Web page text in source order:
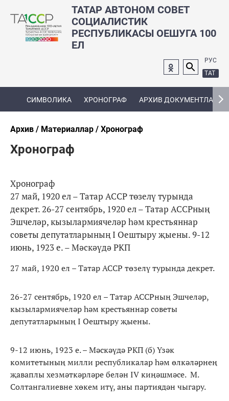
ТАТАР АВТОНОМ СОВЕТ
СОЦИАЛИСТИК
РЕСПУБЛИКАСЫ ОЕШУГА 100
ЕЛ
РУС
ТАТ
СИМВОЛИКА ХРОНОГРАФ АРХИВ ДОКУМЕНТЛАРЫ
Архив Материаллар Хронограф
Хронограф
Хронограф
27 май, 1920 ел – Татар АССР төзелү турында
декрет. 26-27 сентябрь, 1920 ел – Татар АССРның
Эшчеләр, кызылармиячеләр һәм крестьяннар
советы депутатларының I Оештыру җыены. 9-12
июнь, 1923 е. – Мәскәүдә РКП
27 май, 1920 ел – Татар АССР төзелү турында декрет.
26-27 сентябрь, 1920 ел – Татар АССРның Эшчеләр,
кызылармиячеләр һәм крестьяннар советы
депутатларының I Оештыру җыены.
9-12 июнь, 1923 е. – Мәскәүдә РКП (б) Үзәк
комитетының милли республикалар һәм өлкәләрнең
җаваплы хезмәткәрләре белән IV киңәшмәсе. М.
Солтангалиевне хөкем итү, аны партиядән чыгару.